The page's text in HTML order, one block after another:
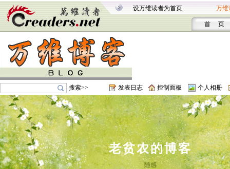
设万维读者为首页 万维
首 页
搜索>> 发表日志 控制面板 个人相册
老贫农的博客
随感